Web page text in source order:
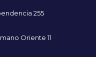
255
Oriente 11